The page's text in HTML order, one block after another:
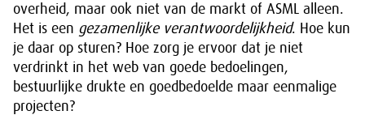
overheid, maar ook niet van de markt of ASML alleen.
Het is een gezamenlijke verantwoordelijkheid. Hoe kun
je daar op sturen? Hoe zorg je ervoor dat je niet
verdrinkt in het web van goede bedoelingen,
bestuurlijke drukte en goedbedoelde maar eenmalige
projecten?